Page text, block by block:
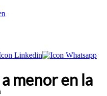
menor en la